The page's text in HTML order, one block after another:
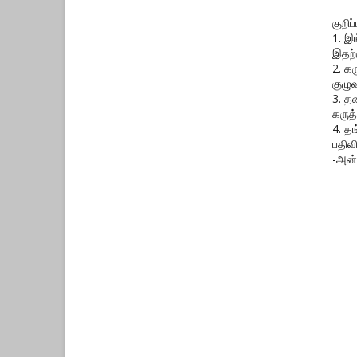
1.
2.
3.
4.
-